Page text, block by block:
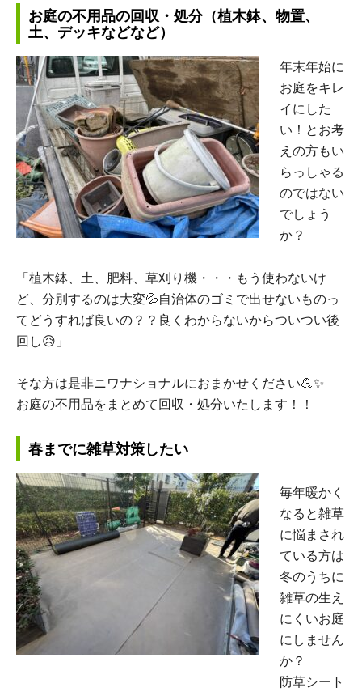
お庭の不用品の回収・処分（植木鉢、物置、
土、デッキなどなど）
年末年始に
お庭をキレ
イにした
い！とお考
えの方もい
らっしゃる
のではない
でしょう
か？
「植木鉢、土、肥料、草刈り機・・・もう使わないけ
ど、分別するのは大変💦自治体のゴミで出せないものっ
てどうすれば良いの？？良くわからないからついつい後
回し😥」
そな方は是非ニワナショナルにおまかせください💪✨
お庭の不用品をまとめて回収・処分いたします！！
春までに雑草対策したい
毎年暖かく
なると雑草
に悩まされ
ている方は
冬のうちに
雑草の生え
にくいお庭
にしません
か？
防草シート